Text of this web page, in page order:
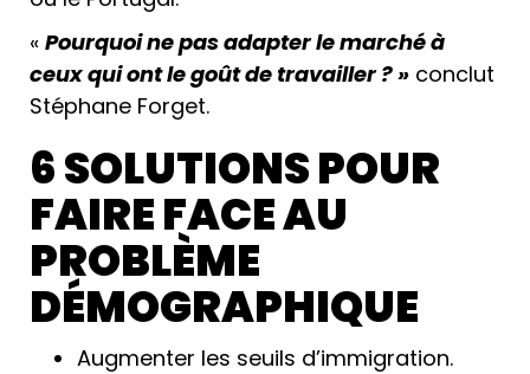
« Pourquoi ne pas adapter le marché à
ceux qui ont le goût de travailler ? » conclut
Stéphane Forget.
6 SOLUTIONS POUR
FAIRE FACE AU
PROBLÈME
DÉMOGRAPHIQUE
Augmenter les seuils d’immigration.